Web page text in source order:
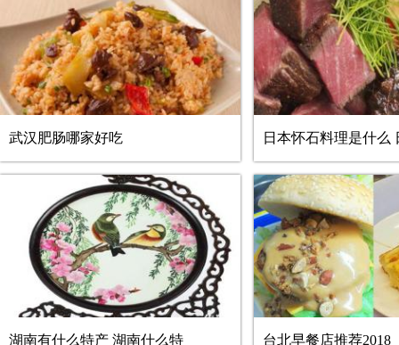
武汉肥肠哪家好吃 日本怀石料理是什么
湖南有什么特产 湖南什么特 台北早餐店推荐2018